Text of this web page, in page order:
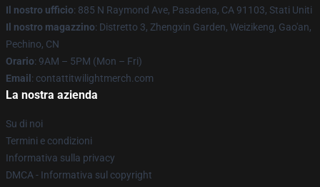
Il nostro ufficio: 885 N Raymond Ave, Pasadena, CA 91103, Stati Uniti
Il nostro magazzino: Distretto 3, Zhengxin Garden, Weizikeng, Gao'an,
Pechino, CN
Orario: 9AM – 5PM (Mon – Fri)
Email : contattitwilightmerch.com
La nostra azienda
Su di noi
Termini e condizioni
Informativa sulla privacy
DMCA - Informativa sul copyright